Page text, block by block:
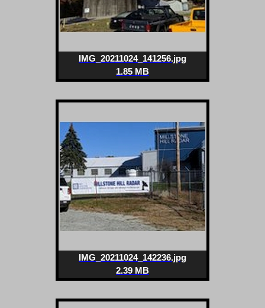
IMG_20211024_141256.jpg
1.85 MB
IMG_20211024_142236.jpg
2.39 MB